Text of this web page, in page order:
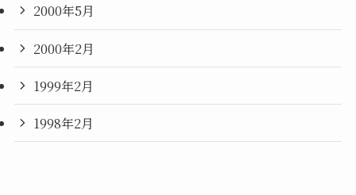
2000年5月
2000年2月
1999年2月
1998年2月